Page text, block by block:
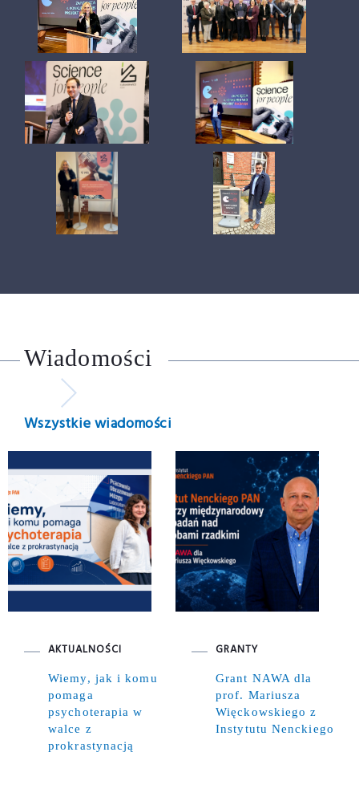
Wiadomości
Wszystkie wiadomości
AKTUALNOŚCI
Wiemy, jak i komu
pomaga
psychoterapia w
walce z
prokrastynacją
GRANTY
Grant NAWA dla
prof. Mariusza
Więckowskiego z
Instytutu Nenckiego